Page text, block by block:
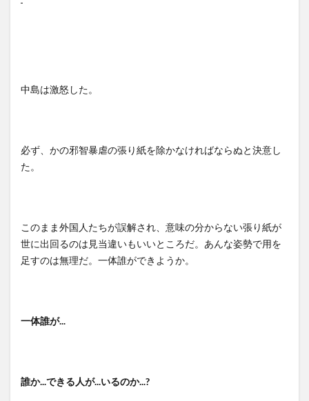
中島は激怒した。
必ず、かの邪智暴虐の張り紙を除かなければならぬと決意し
た。
このまま外国人たちが誤解され、意味の分からない張り紙が
世に出回るのは見当違いもいいところだ。あんな姿勢で用を
足すのは無理だ。一体誰ができようか。
一体誰が...
誰か...できる人が...いるのか...?